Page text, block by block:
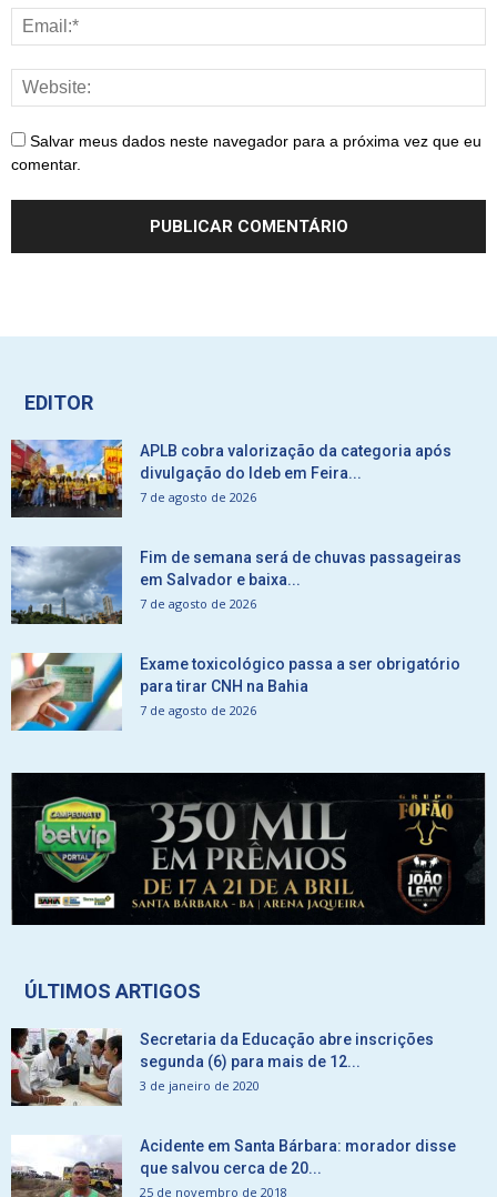
Salvar meus dados neste navegador para a próxima vez que eu
comentar.
EDITOR
APLB cobra valorização da categoria após
divulgação do Ideb em Feira...
7 de agosto de 2026
Fim de semana será de chuvas passageiras
em Salvador e baixa...
7 de agosto de 2026
Exame toxicológico passa a ser obrigatório
para tirar CNH na Bahia
7 de agosto de 2026
ÚLTIMOS ARTIGOS
Secretaria da Educação abre inscrições
segunda (6) para mais de 12...
3 de janeiro de 2020
Acidente em Santa Bárbara: morador disse
que salvou cerca de 20...
25 de novembro de 2018